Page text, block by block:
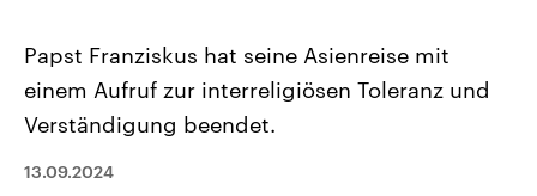
Landtagswahl Sachsen-Anhalt
2026
Sachsen-Anhalt wählt am 6.
Papst Franziskus hat seine Asienreise mit
einem Aufruf zur interreligiösen Toleranz und
Verständigung beendet.
13.09.2024